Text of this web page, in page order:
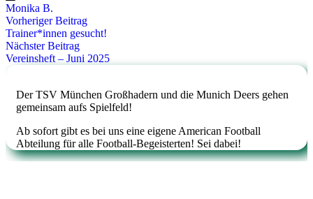
Monika B.
Vorheriger Beitrag
Trainer*innen gesucht!
Nächster Beitrag
Vereinsheft – Juni 2025
Der TSV München Großhadern und die Munich Deers gehen
gemeinsam aufs Spielfeld!
Ab sofort gibt es bei uns eine eigene American Football
Abteilung für alle Football-Begeisterten! Sei dabei!